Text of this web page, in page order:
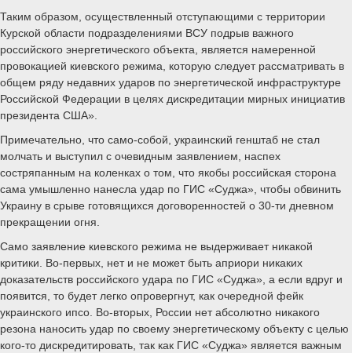
Таким образом, осуществленный отступающими с территории
Курской области подразделениями ВСУ подрыв важного
российского энергетического объекта, является намеренной
провокацией киевского режима, которую следует рассматривать в
общем ряду недавних ударов по энергетической инфраструктуре
Российской Федерации в целях дискредитации мирных инициатив
президента США».
Примечательно, что само-собой, украинский генштаб не стал
молчать и выступил с очевидным заявлением, наспех
состряпанным на коленках о том, что якобы российская сторона
сама умышленно нанесла удар по ГИС «Суджа», чтобы обвинить
Украину в срыве готовящихся договоренностей о 30-ти дневном
прекращении огня.
Само заявление киевского режима не выдерживает никакой
критики. Во-первых, нет и не может быть априори никаких
доказательств российского удара по ГИС «Суджа», а если вдруг и
появится, то будет легко опровергнут, как очередной фейк
украинского ипсо. Во-вторых, России нет абсолютно никакого
резона наносить удар по своему энергетическому объекту с целью
кого-то дискредитировать, так как ГИС «Суджа» является важным